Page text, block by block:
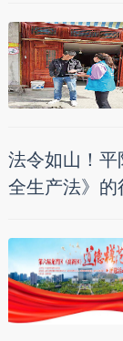
法令如山！
全生产法》的